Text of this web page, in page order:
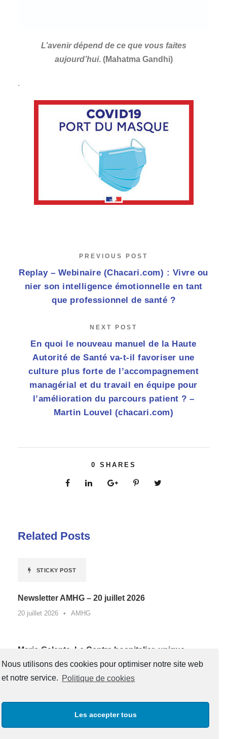
Nous utilisons des cookies pour optimiser notre site web
et notre service. Politique de cookies
Les accepter tous
L’avenir dépend de ce que vous faites
aujourd’hui. (Mahatma Gandhi)
.
PREVIOUS POST
Replay – Webinaire (Chacari.com) : Vivre ou
nier son intelligence émotionnelle en tant
que professionnel de santé ?
NEXT POST
En quoi le nouveau manuel de la Haute
Autorité de Santé va-t-il favoriser une
culture plus forte de l’accompagnement
managérial et du travail en équipe pour
l’amélioration du parcours patient ? –
Martin Louvel (chacari.com)
0 SHARES
Related Posts
STICKY POST
Newsletter AMHG – 20 juillet 2026
20 juillet 2026 • AMHG
Marie-Galante. Le Centre hospitalier, unique
lauréat de Guadeloupe d’un appel à projets
national contre la sédentarité au travail*
AMHG
« Un père, une boussole pour la vie »